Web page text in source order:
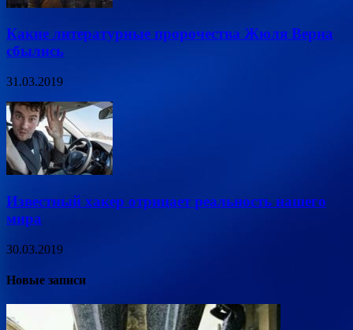
Какие литературные пророчества Жюля Верна
сбылись
31.03.2019
Известный хакер отрицает реальность нашего
мира
30.03.2019
Новые записи